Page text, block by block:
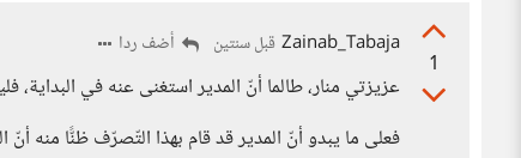
1
Zainab_Tabaja قبل سنتين أضف ردا
عزيزتي منار، طالما أنّ المدير استغنى عنه في
فعلى ما يبدو أنّ المدير قد قام بهذا التّصرّف ظنًّا منه